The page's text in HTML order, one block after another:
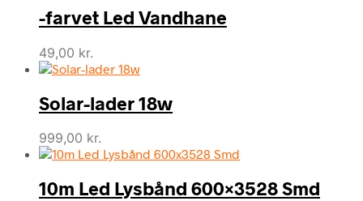
-farvet Led Vandhane
49,00 kr.
Solar-lader 18w
999,00 kr.
10m Led Lysbånd 600×3528 Smd